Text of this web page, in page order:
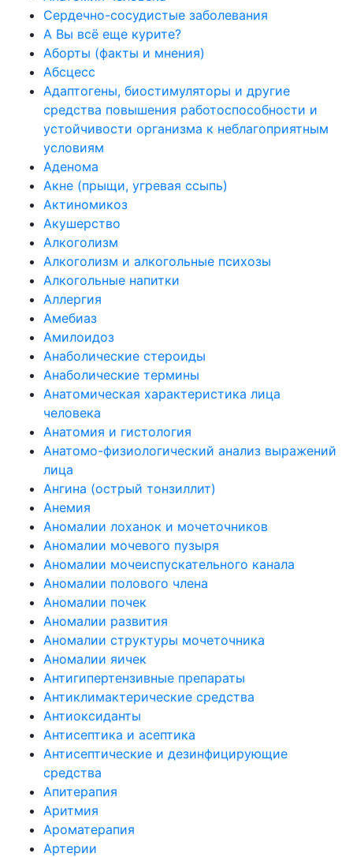
Cердечно-сосудистые заболевания
А Вы всё еще курите?
Аборты (факты и мнения)
Абсцесс
Адаптогены, биостимуляторы и другие
средства повышения работоспособности и
устойчивости организма к неблагоприятным
условиям
Аденома
Акне (прыщи, угревая ссыпь)
Актиномикоз
Акушерство
Алкоголизм
Алкоголизм и алкогольные психозы
Алкогольные напитки
Аллергия
Амебиаз
Амилоидоз
Анаболические стероиды
Анаболические термины
Анатомическая характеристика лица
человека
Анатомия и гистология
Анатомо-физиологический анализ выражений
лица
Ангина (острый тонзиллит)
Анемия
Аномалии лоханок и мочеточников
Аномалии мочевого пузыря
Аномалии мочеиспускательного канала
Аномалии полового члена
Аномалии почек
Аномалии развития
Аномалии структуры мочеточника
Аномалии яичек
Антигипертензивные препараты
Антиклимактерические средства
Антиоксиданты
Антисептика и асептика
Антисептические и дезинфицирующие
средства
Апитерапия
Аритмия
Ароматерапия
Артерии